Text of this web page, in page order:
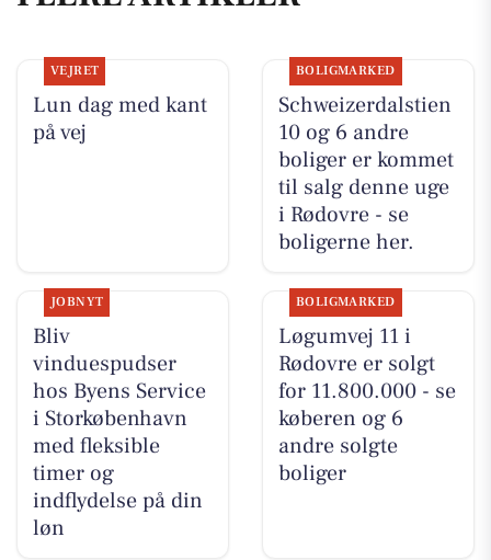
VEJRET
Lun dag med kant
på vej
BOLIGMARKED
Schweizerdalstien
10 og 6 andre
boliger er kommet
til salg denne uge
i Rødovre - se
boligerne her.
JOBNYT
Bliv
vinduespudser
hos Byens Service
i Storkøbenhavn
med fleksible
timer og
indflydelse på din
løn
BOLIGMARKED
Løgumvej 11 i
Rødovre er solgt
for 11.800.000 - se
køberen og 6
andre solgte
boliger